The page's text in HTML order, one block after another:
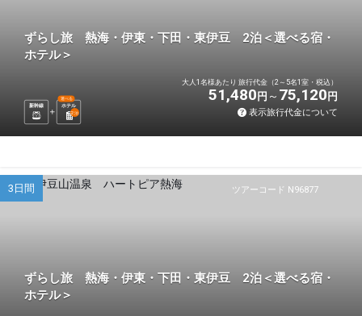
ずらし旅 熱海・伊東・下田・東伊豆 2泊＜選べる宿・
ホテル＞
新幹線 ホテル
選べる
2泊
大人1名様あたり 旅行代金（2～5名1室・税込）
51,480 円 75,120 円
表示旅行代金について
ツアーコード N96877
3日間
ずらし旅 熱海・伊東・下田・東伊豆 2泊＜選べる宿・
ホテル＞